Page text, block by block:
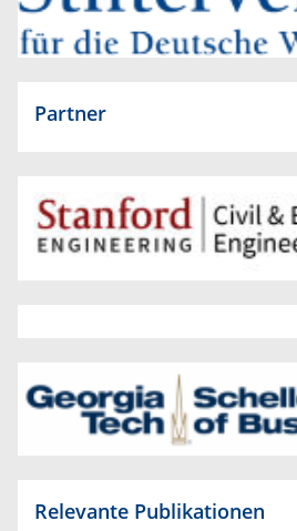
Partner
Relevante Publikationen